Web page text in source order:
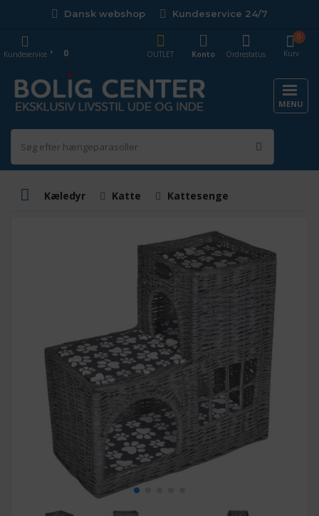
Dansk webshop Kundeservice 24/7
Kurv
0
OUTLET
Konto Ordrestatus
Kundeservice 0
MENU
Kæledyr Katte Kattesenge